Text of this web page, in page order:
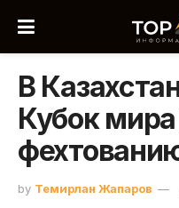
В
Кубок
by Темирлан Жапаров